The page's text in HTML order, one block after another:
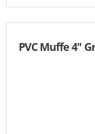
PVC Muffe 4"